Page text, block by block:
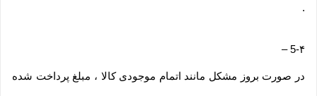
.
5-۴–
در صورت بروز مشکل مانند اتمام موجودی کالا ، مبلغ پرداخت شده